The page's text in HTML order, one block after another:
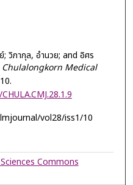
วิภากุล, อำนวย; and อิศร
Chulalongkorn Medical
vol28/iss1/10
Commons